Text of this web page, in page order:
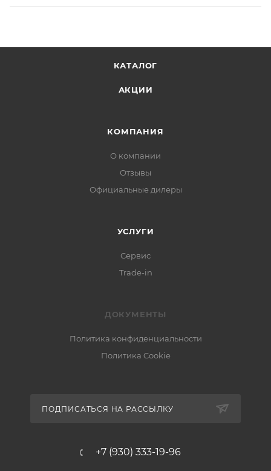
КАТАЛОГ
АКЦИИ
КОМПАНИЯ
О компании
Отзывы
Официальные дилеры
УСЛУГИ
Сервис
Trade-in
ДОКУМЕНТЫ
Политика конфиденциальности
Политика Cookie
ПОДПИСАТЬСЯ НА РАССЫЛКУ
+7 (930) 333-19-96